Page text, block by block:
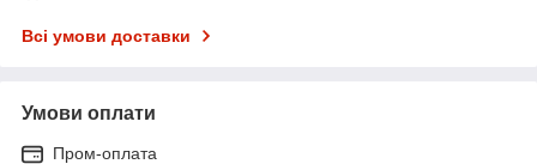
Всі умови доставки
Умови оплати
Пром-оплата